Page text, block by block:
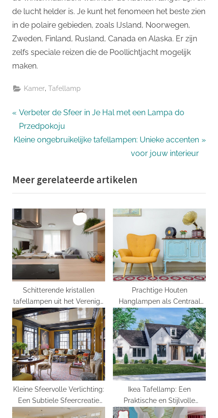
de lucht helder is. Je kunt het fenomeen het beste zien
in de polaire gebieden, zoals IJsland, Noorwegen,
Zweden, Finland, Rusland, Canada en Alaska. Er zijn
zelfs speciale reizen die de Poollichtjacht mogelijk
maken.
Kamer ,Tafellamp
Bericht
navigatie
P
r
e
o
u
s
P
s
t
:
Verbeter de Sfeer in Je Hal met een Lampa do
Przedpokoju
N
t
P
o
s
t
:
Kleine ongebruikelijke tafellampen: Unieke accenten
voor jouw interieur
Meer gerelateerde artikelen
Schitterende kristallen
tafellampen uit het Verenigd
Koninkrijk
Prachtige Houten
Hanglampen als Centraal
Stuk in Jouw Interieur
Kleine Sfeervolle Verlichting:
Een Subtiele Sfeercreatie
voor Elk Interieur
Ikea Tafellamp: Een
Praktische en Stijlvolle
Verlichtingsoptie voor Elk